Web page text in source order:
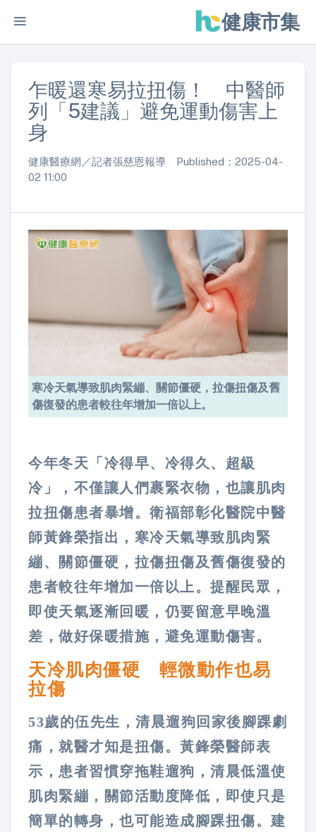
健康市集
乍暖還寒易拉扭傷！ 中醫師
列「5建議」避免運動傷害上
身
健康醫療網／記者張慈恩報導 Published：2025-04-
02 11:00
寒冷天氣導致肌肉緊繃、關節僵硬，拉傷扭傷及舊
傷復發的患者較往年增加一倍以上。
今年冬天「冷得早、冷得久、超級
冷」，不僅讓人們裹緊衣物，也讓肌肉
拉扭傷患者暴增。衛福部彰化醫院中醫
師黃鋒榮指出，寒冷天氣導致肌肉緊
繃、關節僵硬，拉傷扭傷及舊傷復發的
患者較往年增加一倍以上。提醒民眾，
即使天氣逐漸回暖，仍要留意早晚溫
差，做好保暖措施，避免運動傷害。
天冷肌肉僵硬 輕微動作也易
拉傷
53歲的伍先生，清晨遛狗回家後腳踝劇
痛，就醫才知是扭傷。黃鋒榮醫師表
示，患者習慣穿拖鞋遛狗，清晨低溫使
肌肉緊繃，關節活動度降低，即使只是
簡單的轉身，也可能造成腳踝扭傷。建